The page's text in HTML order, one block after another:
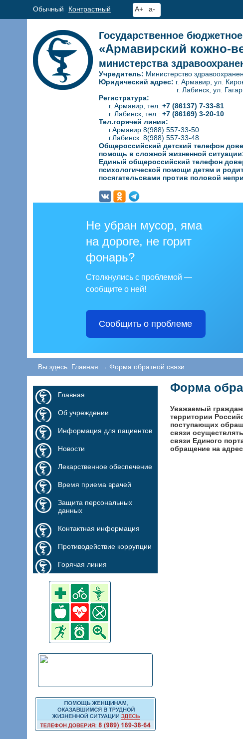
Обычный Контрастный A+ a-
Государственное
«Армавирский кожно-
министерства
Учредитель: Министерство
Юридический адрес: г. Армавир, ул.
г. Лабинск, ул.
Регистратура:
г. Армавир, тел.:+7 (86137) 7-33-81
г. Лабинск, тел.:+7 (86169) 3-20-10
Тел.горячей линии:
г.Армавир 8(988) 557-33-50
г.Лабинск 8(988) 557-33-48
Общероссийский детский телефон
помощь в сложной жизненной
Единый общероссийский телефон
психологической помощи детям и
посягательсвами против половой
Не убран мусор, яма
на дороге, не горит
фонарь?
Столкнулись с проблемой —
сообщите о ней!
Сообщить о проблеме
Вы здесь: Главная → Форма обратной связи
Главная
Об учреждении
Информация для пациентов
Новости
Лекарственное обеспечение
Время приема врачей
Защита персональных
данных
Контактная информация
Противодействие коррупции
Горячая линия
Форма
Уважаемый
территории
поступающих
связи
связи Единого
обращение на